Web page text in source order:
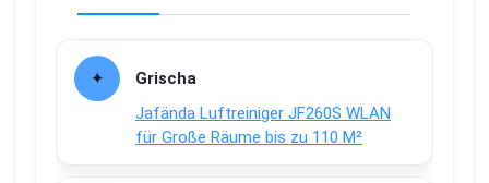
Grischa
Jafända Luftreiniger JF260S WLAN
für Große Räume bis zu 110 M²